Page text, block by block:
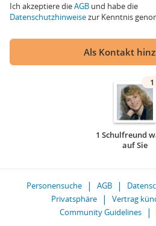
Ich akzeptiere dieAGB und habe die
Datenschutzhinweisezur Kenntnis
Als Kontakt
1
1 Schulfreund
auf Sie
Personensuche AGB
Privatsphäre
Vertrag
Community Guidelines